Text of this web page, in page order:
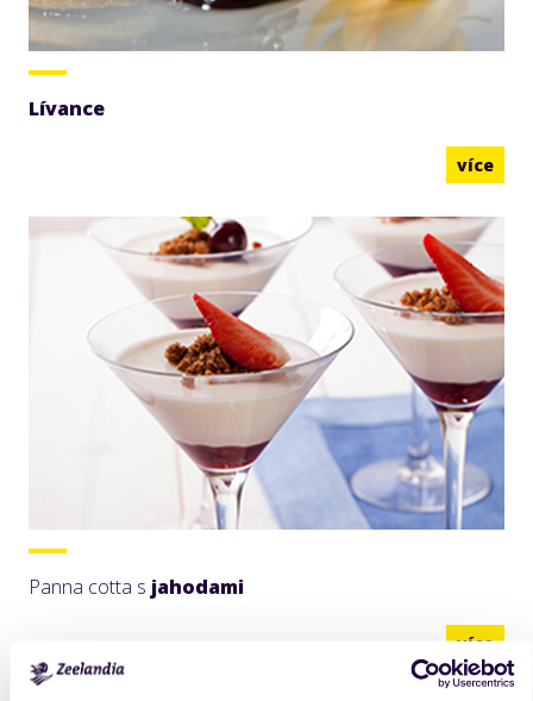
Lívance
více
Panna cotta s jahodami
více